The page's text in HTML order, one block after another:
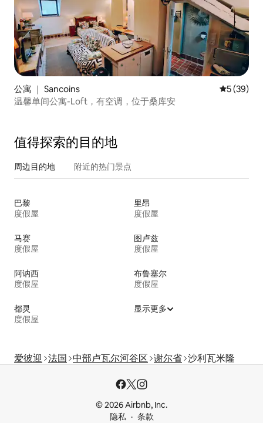
公寓 ｜ Sancoins 平均评分
5 (39)
温馨单间公寓-Loft，有空调，位于桑库安
值得探索的目的地
周边目的地 附近的热门景点
巴黎
度假屋
里昂
度假屋
马赛
度假屋
图卢兹
度假屋
阿讷西
度假屋
布鲁塞尔
度假屋
都灵
度假屋
显示更多
爱彼迎 法国 中部卢瓦尔河谷区 谢尔省 沙利瓦米隆
© 2026 Airbnb, Inc.
隐私
条款